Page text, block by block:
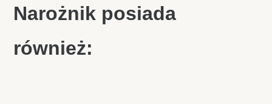
Narożnik posiada
również: